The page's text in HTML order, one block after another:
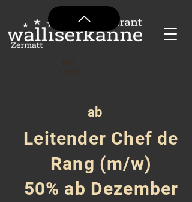
ab
Leitender Chef de
Rang (m/w)
50% ab Dezember